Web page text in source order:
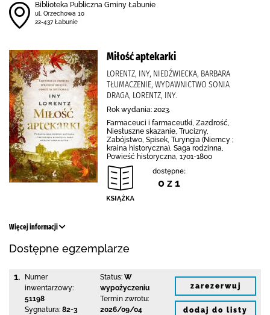
Biblioteka Publiczna Gminy Łabunie
ul. Orzechowa 10
22-437 Łabunie
Miłość aptekarki
LORENTZ, INY, NIEDŹWIECKA, BARBARA
TŁUMACZENIE, WYDAWNICTWO SONIA
DRAGA, LORENTZ, INY.
Rok wydania: 2023.
Farmaceuci i farmaceutki, Zazdrość,
Niesłuszne skazanie, Trucizny,
Zabójstwo, Spisek, Turyngia (Niemcy ;
kraina historyczna), Saga rodzinna,
Powieść historyczna, 1701-1800
dostępne:
0 z 1
Więcej informacji
Dostępne egzemplarze
1.
Numer
inwentarzowy:
51198
Sygnatura: 82-3
Status: W
wypożyczeniu
Termin zwrotu:
2026/09/04
zarezerwuj
dodaj do listy